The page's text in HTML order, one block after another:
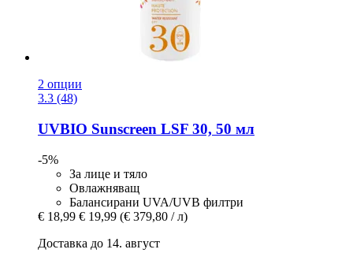
2 опции
3.3 (48)
UVBIO Sunscreen LSF 30, 50 мл
-5%
За лице и тяло
Овлажняващ
Балансирани UVA/UVB филтри
€ 18,99 € 19,99 (€ 379,80 / л)
Доставка до 14. август